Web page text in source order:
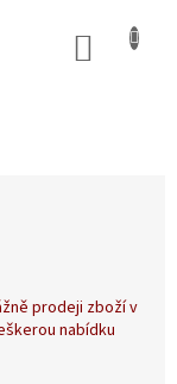
prodeji zboží v
nabídku